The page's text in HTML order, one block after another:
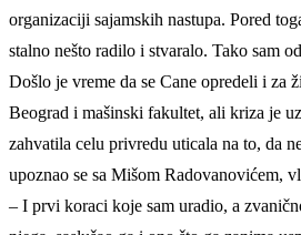
organizaciji sajamskih nastupa. Pored
stalno nešto radilo i stvaralo. Tako sam
Došlo je vreme da se Cane opredeli i za
Beograd i mašinski fakultet, ali kriza je
zahvatila celu privredu uticala na to, da
upoznao se sa Mišom Radovanovićem,
– I prvi koraci koje sam uradio, a